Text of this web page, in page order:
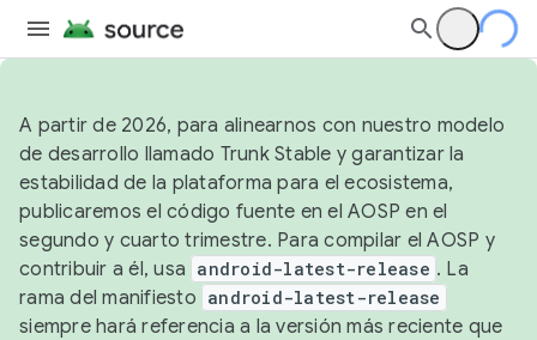
A partir de 2026, para alinearnos con nuestro modelo
de desarrollo llamado Trunk Stable y garantizar la
estabilidad de la plataforma para el ecosistema,
publicaremos el código fuente en el AOSP en el
segundo y cuarto trimestre. Para compilar el AOSP y
contribuir a él, usa android-latest-release . La
rama del manifiesto android-latest-release
siempre hará referencia a la versión más reciente que